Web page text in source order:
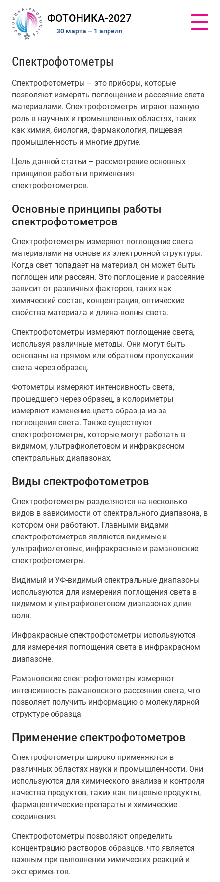
ФОТОНИКА-2027
30 марта – 1 апреля
Спектрофотометры
Спектрофотометры – это приборы, которые
позволяют измерять поглощение и рассеяние света
материалами. Спектрофотометры играют важную
роль в научных и промышленных областях, таких
как химия, биология, фармакология, пищевая
промышленность и многие другие.
Цель данной статьи – рассмотрение основных
принципов работы и применения
спектрофотометров.
Основные принципы работы
спектрофотометров
Спектрофотометры измеряют поглощение света
материалами на основе их электронной структуры.
Когда свет попадает на материал, он может быть
поглощен или рассеян. Это поглощение и рассеяние
зависит от различных факторов, таких как
химический состав, концентрация, оптические
свойства материала и длина волны света.
Спектрофотометры измеряют поглощение света,
используя различные методы. Они могут быть
основаны на прямом или обратном пропускании
света через образец.
Фотометры измеряют интенсивность света,
прошедшего через образец, а колориметры
измеряют изменение цвета образца из-за
поглощения света. Также существуют
спектрофотометры, которые могут работать в
видимом, ультрафиолетовом и инфракрасном
спектральных диапазонах.
Виды спектрофотометров
Спектрофотометры разделяются на несколько
видов в зависимости от спектрального диапазона, в
котором они работают. Главными видами
спектрофотометров являются видимые и
ультрафиолетовые, инфракрасные и рамановские
спектрофотометры.
Видимый и УФ-видимый спектральные диапазоны
используются для измерения поглощения света в
видимом и ультрафиолетовом диапазонах длин
волн.
Инфракрасные спектрофотометры используются
для измерения поглощения света в инфракрасном
диапазоне.
Рамановские спектрофотометры измеряют
интенсивность рамановского рассеяния света, что
позволяет получить информацию о молекулярной
структуре образца.
Применение спектрофотометров
Спектрофотометры широко применяются в
различных областях науки и промышленности. Они
используются для химического анализа и контроля
качества продуктов, таких как пищевые продукты,
фармацевтические препараты и химические
соединения.
Спектрофотометры позволяют определить
концентрацию растворов образцов, что является
важным при выполнении химических реакций и
экспериментов.